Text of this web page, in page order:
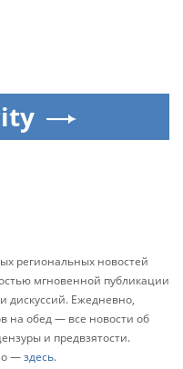
региональных новостей
мгновенной публикации
дискуссий. Ежедневно,
на обед — все новости об
и предвзятости.
—здесь.